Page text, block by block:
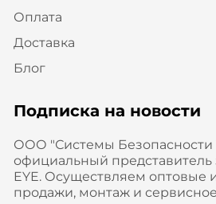
Оплата
Доставка
Блог
Подписка на новости
ООО "Системы
официальный представитель
EYE. Осуществляем оптовые
продажи, монтаж и